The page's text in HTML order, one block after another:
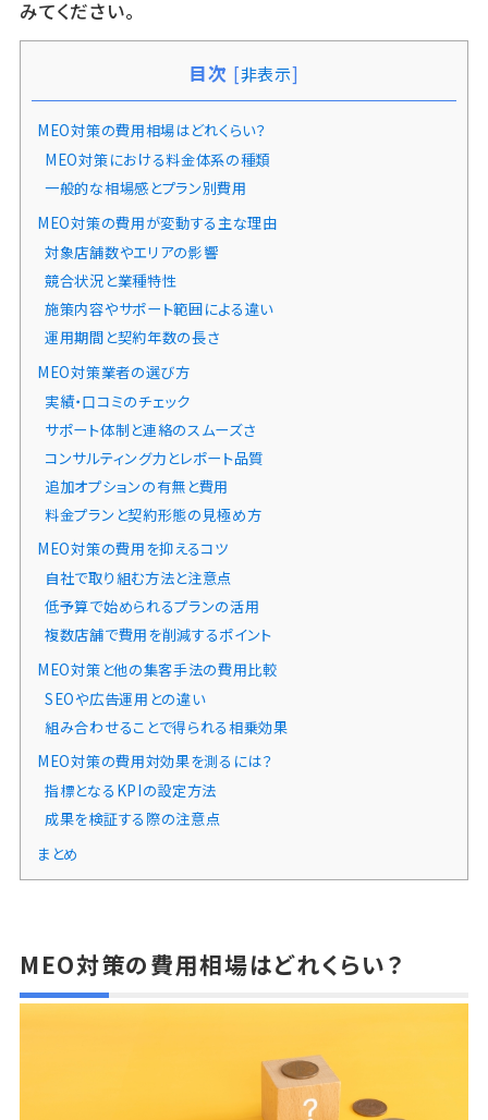
みてください。
目次 [非表示]
MEO対策の費用相場はどれくらい？
MEO対策における料金体系の種類
一般的な相場感とプラン別費用
MEO対策の費用が変動する主な理由
対象店舗数やエリアの影響
競合状況と業種特性
施策内容やサポート範囲による違い
運用期間と契約年数の長さ
MEO対策業者の選び方
実績・口コミのチェック
サポート体制と連絡のスムーズさ
コンサルティング力とレポート品質
追加オプションの有無と費用
料金プランと契約形態の見極め方
MEO対策の費用を抑えるコツ
自社で取り組む方法と注意点
低予算で始められるプランの活用
複数店舗で費用を削減するポイント
MEO対策と他の集客手法の費用比較
SEOや広告運用との違い
組み合わせることで得られる相乗効果
MEO対策の費用対効果を測るには？
指標となるKPIの設定方法
成果を検証する際の注意点
まとめ
MEO対策の費用相場はどれくらい？